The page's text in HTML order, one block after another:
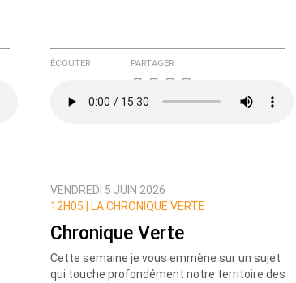
ÉCOUTER PARTAGER
VENDREDI 5 JUIN 2026
12H05 |
LA CHRONIQUE VERTE
Chronique Verte
Cette semaine je vous emmène sur un sujet
qui touche profondément notre territoire des